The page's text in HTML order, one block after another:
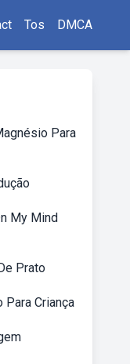
Tos DMCA
Para
My Mind
Prato
Para Criança